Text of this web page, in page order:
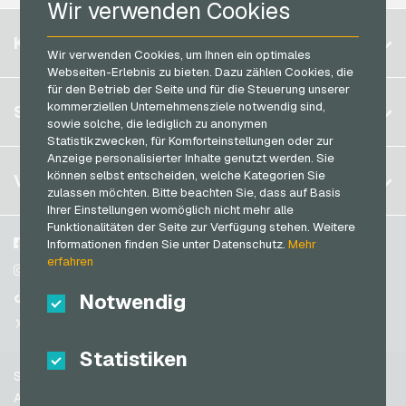
Wir verwenden Cookies
Wir verwenden Cookies, um Ihnen ein optimales
Webseiten-Erlebnis zu bieten. Dazu zählen Cookies, die
für den Betrieb der Seite und für die Steuerung unserer
kommerziellen Unternehmensziele notwendig sind,
sowie solche, die lediglich zu anonymen
Statistikzwecken, für Komforteinstellungen oder zur
Anzeige personalisierter Inhalte genutzt werden. Sie
können selbst entscheiden, welche Kategorien Sie
zulassen möchten. Bitte beachten Sie, dass auf Basis
Ihrer Einstellungen womöglich nicht mehr alle
Funktionalitäten der Seite zur Verfügung stehen. Weitere
Informationen finden Sie unter Datenschutz.Mehr
erfahren
Notwendig
Statistiken
roastmarket Geschenkkarten
Rossmann Geschenkkarten
RTL+ Geschenkkarten
Saturn Geschenkkarten
SB-Tankstelle Geschenkkarten
Shell Geschenkkarten
Shop-Apotheke Geschenkkarten
Spotify Premium Geschenkkarten
Thalia Geschenkkarten
TikTok Geschenkkarten
toom Geschenkkarten
World of Sweets Geschenkkarten
Razer Gold Bezahlkarten
Transcash Bezahlkarten
Belgien
Brasilien
Deutschland (DE)
Deutschland (EN)
Frankreich
Italien
Niederlande
Österreich
Portugal
Schweiz (DE)
Schweiz (IT)
KONTO
Registrieren
Anmelden
Mein Warenkorb
SERVICE
FAQ
Zahlungsmethoden
&Widerrufsrecht
Datenschutzrichtlinien
VGO-SHOP
Über uns
Blog
Partner
Facebook
Instagram
TikTok
Support
AGB